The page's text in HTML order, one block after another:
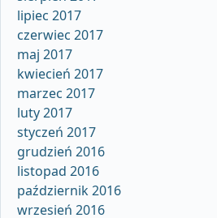
lipiec 2017
czerwiec 2017
maj 2017
kwiecień 2017
marzec 2017
luty 2017
styczeń 2017
grudzień 2016
listopad 2016
październik 2016
wrzesień 2016